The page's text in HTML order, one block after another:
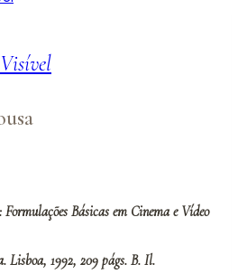
Básicas em Cinema e Vídeo
Lisboa, 1992, 209 págs. B. Il.